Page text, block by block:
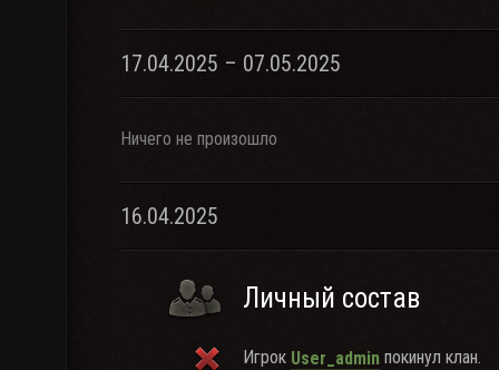
17.04.2025 – 07.05.2025
Ничего не произошло
16.04.2025
Личный состав
Игрок User_admin покинул клан.